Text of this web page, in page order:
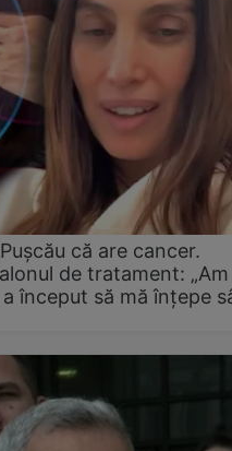
că are cancer.
de tratament:
început să mă înțepe